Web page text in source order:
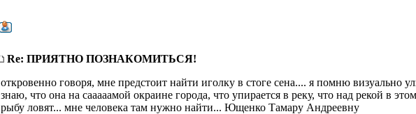
Re: ПРИЯТНО ПОЗНАКОМИТЬСЯ!
откровенно говоря, мне предстоит найти иголку в стоге сена.... я помню визуально
знаю, что она на сааааамой окраине города, что упирается в реку, что над рекой в
рыбу ловят... мне человека там нужно найти... Ющенко Тамару Андреевну